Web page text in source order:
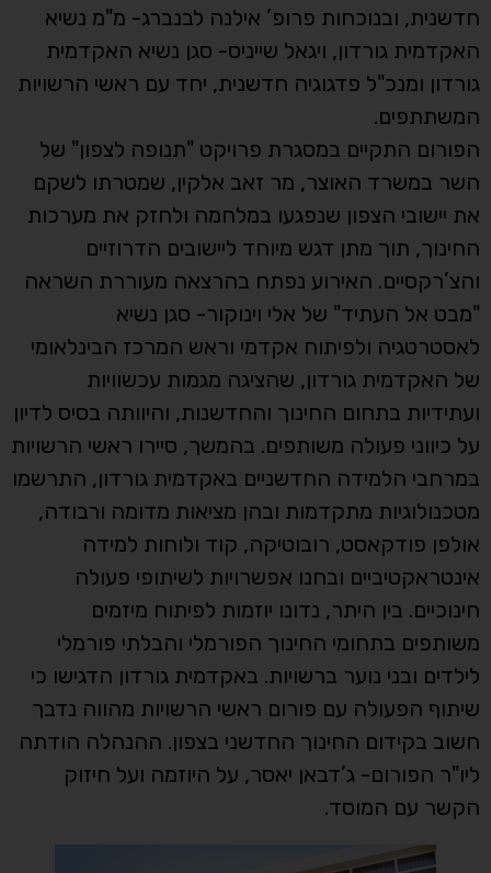
חדשנית, ובנוכחות פרופ’ אילנה לבנברג- מ"מ נשיא
האקדמית גורדון, ויגאל שייניס- סגן נשיא האקדמית
גורדון ומנכ"ל פדגוגיה חדשנית, יחד עם ראשי הרשויות
המשתתפים.
הפורום התקיים במסגרת פרויקט "תנופה לצפון" של
השר במשרד האוצר, מר זאב אלקין, שמטרתו לשקם
את יישובי הצפון שנפגעו במלחמה ולחזק את מערכות
החינוך, תוך מתן דגש מיוחד ליישובים הדרוזיים
והצ’רקסיים. האירוע נפתח בהרצאה מעוררת השראה
"מבט אל העתיד" של אלי וינוקור- סגן נשיא
לאסטרטגיה ולפיתוח אקדמי וראש המרכז הבינלאומי
של האקדמית גורדון, שהציגה מגמות עכשוויות
ועתידיות בתחום החינוך והחדשנות, והיוותה בסיס לדיון
על כיווני פעולה משותפים. בהמשך, סיירו ראשי הרשויות
במרחבי הלמידה החדשניים באקדמית גורדון, התרשמו
מטכנולוגיות מתקדמות ובהן מציאות מדומה ורבודה,
אולפן פודקאסט, רובוטיקה, קוד ולוחות למידה
אינטראקטיביים ובחנו אפשרויות לשיתופי פעולה
חינוכיים. בין היתר, נדונו יוזמות לפיתוח מיזמים
משותפים בתחומי החינוך הפורמלי והבלתי פורמלי
לילדים ובני נוער ברשויות. באקדמית גורדון הדגישו כי
שיתוף הפעולה עם פורום ראשי הרשויות מהווה נדבך
חשוב בקידום החינוך החדשני בצפון. ההנהלה הודתה
ליו"ר הפורום- ג’דבאן יאסר, על היוזמה ועל חיזוק
הקשר עם המוסד.